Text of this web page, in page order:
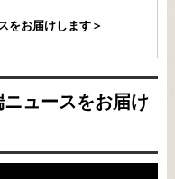
をお届けします＞
ュースをお届け